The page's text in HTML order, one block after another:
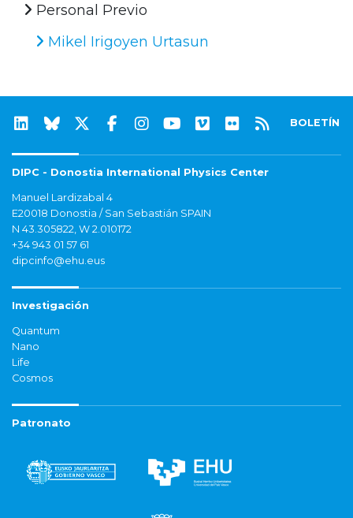
Personal Previo
Mikel Irigoyen Urtasun
BOLETÍN
DIPC - Donostia International Physics Center
Manuel Lardizabal 4
E20018 Donostia / San Sebastián SPAIN
N 43.305822, W 2.010172
+34 943 01 57 61
dipcinfo@ehu.eus
Investigación
Quantum
Nano
Life
Cosmos
Patronato